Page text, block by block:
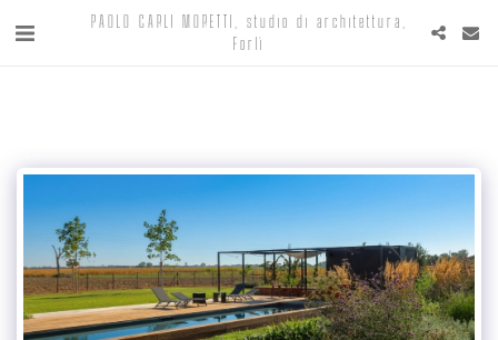
PAOLO CARLI MORETTI, studio di architettura,
Forlì